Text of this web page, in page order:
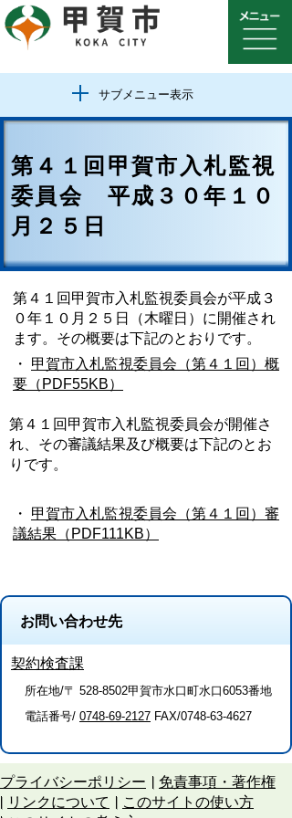
サブメニュー表示
第４１回甲賀市入札監視
委員会 平成３０年１０
月２５日
第４１回甲賀市入札監視委員会が平成３
０年１０月２５日（木曜日）に開催され
ます。その概要は下記のとおりです。
・
甲賀市入札監視委員会（第４１回）概
要（PDF55KB）
第４１回甲賀市入札監視委員会が開催さ
れ、その審議結果及び概要は下記のとお
りです。
・
甲賀市入札監視委員会（第４１回）審
議結果（PDF111KB）
お問い合わせ先
契約検査課
所在地/〒 528-8502甲賀市水口町水口6053番地
電話番号/ 0748-69-2127 FAX/0748-63-4627
プライバシーポリシー
免責事項・著作権
リンクについて
このサイトの使い方